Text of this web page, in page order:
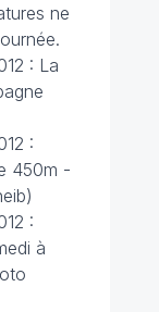
ne
: La
:
450m -
:
à